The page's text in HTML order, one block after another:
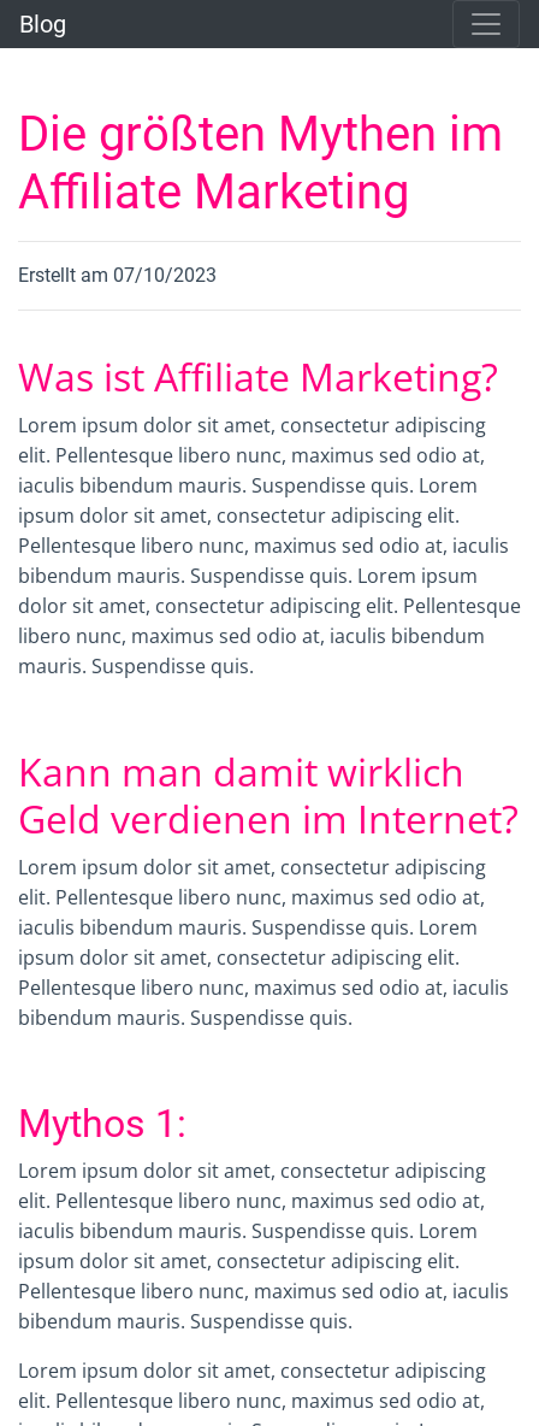
Blog
Die größten Mythen im
Affiliate Marketing
Erstellt am 07/10/2023
Was ist Affiliate Marketing?
Lorem ipsum dolor sit amet, consectetur adipiscing
elit. Pellentesque libero nunc, maximus sed odio at,
iaculis bibendum mauris. Suspendisse quis. Lorem
ipsum dolor sit amet, consectetur adipiscing elit.
Pellentesque libero nunc, maximus sed odio at, iaculis
bibendum mauris. Suspendisse quis. Lorem ipsum
dolor sit amet, consectetur adipiscing elit. Pellentesque
libero nunc, maximus sed odio at, iaculis bibendum
mauris. Suspendisse quis.
Kann man damit wirklich
Geld verdienen im Internet?
Lorem ipsum dolor sit amet, consectetur adipiscing
elit. Pellentesque libero nunc, maximus sed odio at,
iaculis bibendum mauris. Suspendisse quis. Lorem
ipsum dolor sit amet, consectetur adipiscing elit.
Pellentesque libero nunc, maximus sed odio at, iaculis
bibendum mauris. Suspendisse quis.
Mythos 1:
Lorem ipsum dolor sit amet, consectetur adipiscing
elit. Pellentesque libero nunc, maximus sed odio at,
iaculis bibendum mauris. Suspendisse quis. Lorem
ipsum dolor sit amet, consectetur adipiscing elit.
Pellentesque libero nunc, maximus sed odio at, iaculis
bibendum mauris. Suspendisse quis.
Lorem ipsum dolor sit amet, consectetur adipiscing
elit. Pellentesque libero nunc, maximus sed odio at,